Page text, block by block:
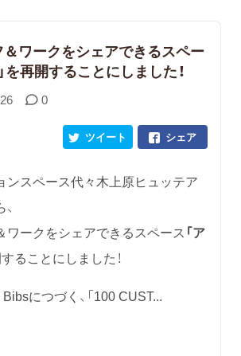
ワークをシェアできるスペー
を再開することにしました！
0
シェア
ツイート
ンスペース代々木上原ヒュッテア
ワークをシェアできるスペース 「ア
ることにしました！
につづく、「100 CUST...